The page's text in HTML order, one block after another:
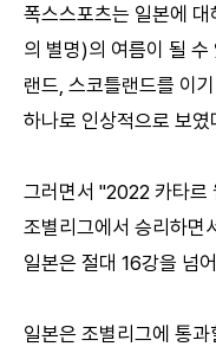
폭스스포츠는 일본에
의 별명)의 여름이 될
랜드, 스코틀랜드를 이
하나로 인상적으로 보
그러면서 "2022 카타르
조별리그에서 승리하면
일본은 절대 16강을 넘
일본은 조별리그에 통